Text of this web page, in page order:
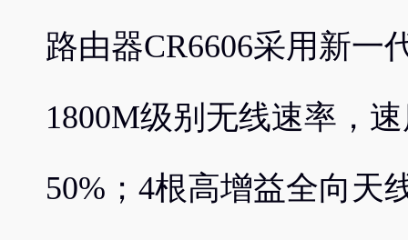
路由器CR6606采用新一
1800M级别无线速率，
50%；4根高增益全向天